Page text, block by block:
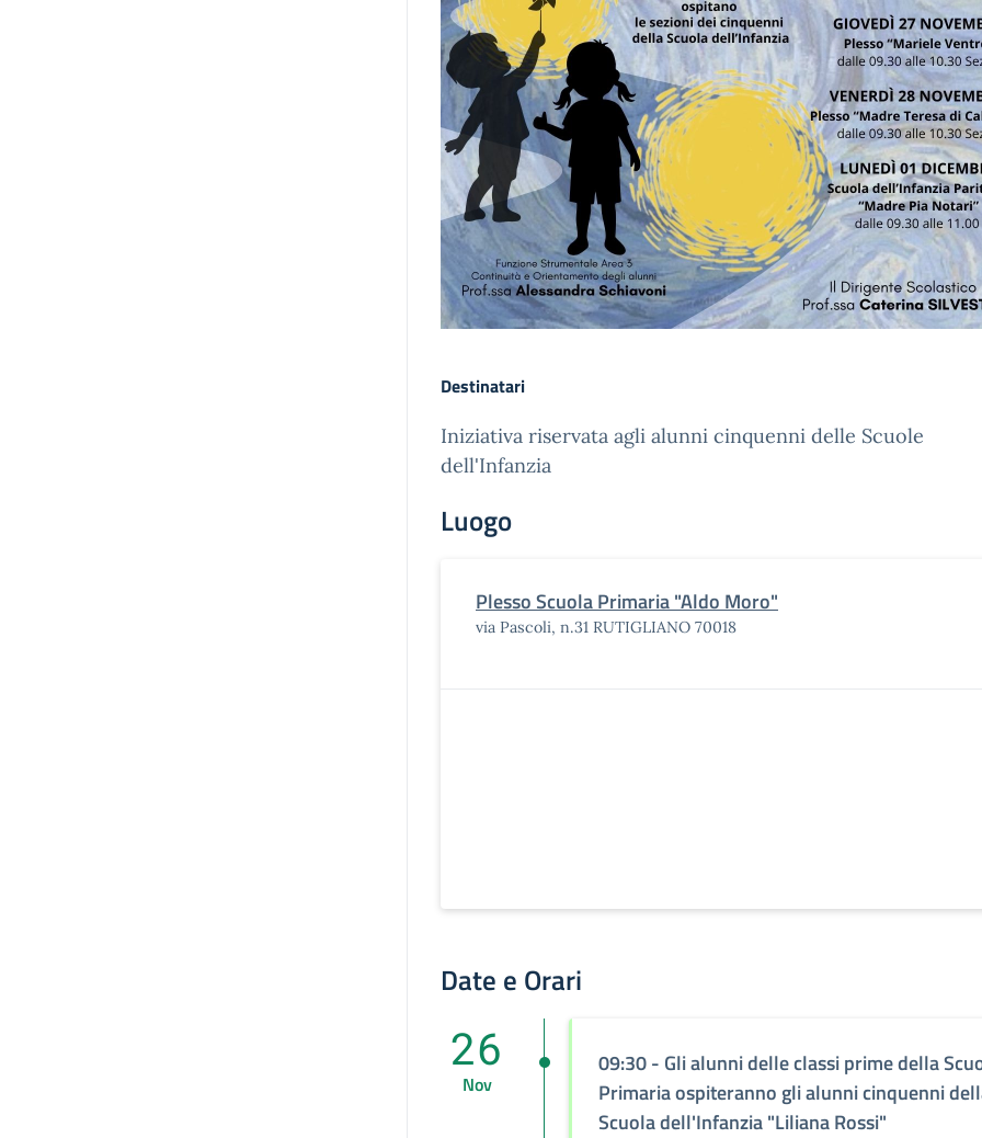
Destinatari
Iniziativa riservata agli alunni cinquenni delle Scuole
dell'Infanzia
Luogo
Plesso Scuola Primaria "Aldo Moro"
via Pascoli, n.31 RUTIGLIANO 70018
Date e Orari
26
Nov
09:30- Gli alunni delle classi prime della
Primaria ospiteranno gli alunni cinquenni
Scuola dell'Infanzia "Liliana Rossi"